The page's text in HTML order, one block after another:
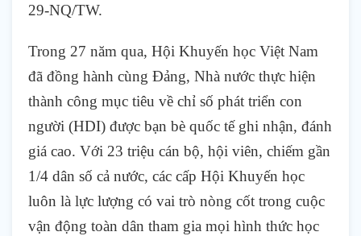
29-NQ/TW.
Trong 27 năm qua, Hội Khuyến học Việt Nam
đã đồng hành cùng Đảng, Nhà nước thực hiện
thành công mục tiêu về chỉ số phát triển con
người (HDI) được bạn bè quốc tế ghi nhận, đánh
giá cao. Với 23 triệu cán bộ, hội viên, chiếm gần
1/4 dân số cả nước, các cấp Hội Khuyến học
luôn là lực lượng có vai trò nòng cốt trong cuộc
vận động toàn dân tham gia mọi hình thức học